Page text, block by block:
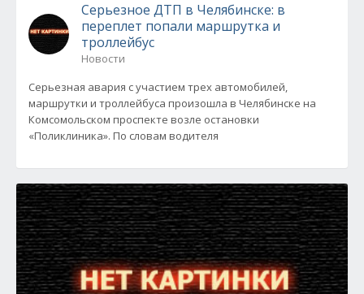
Серьезное ДТП в Челябинске: в
переплет попали маршрутка и
троллейбус
Новости
Серьезная авария с участием трех автомобилей,
маршрутки и троллейбуса произошла в Челябинске на
Комсомольском проспекте возле остановки
«Поликлиника». По словам водителя